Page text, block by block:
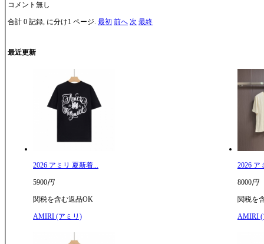
コメント無し
合計 0 記録, に分け1 ページ. 最初 前へ 次 最終
最近更新
2026 アミリ 夏新着...
5900円
関税を含む返品OK
AMIRI (アミリ)
2026 ア
8000円
関税を
AMIRI (